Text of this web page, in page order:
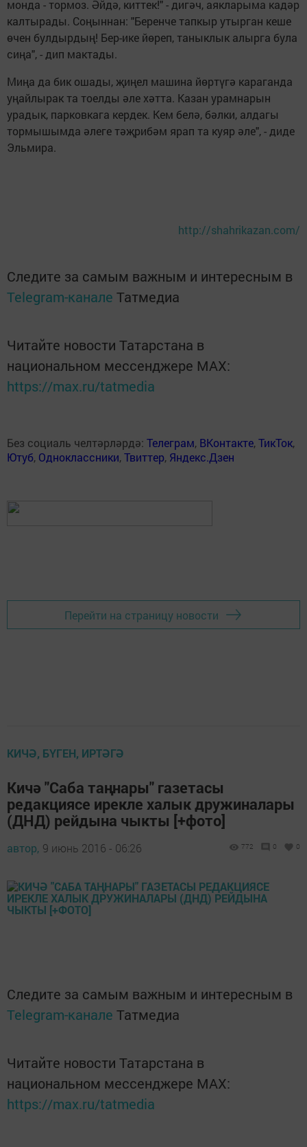
монда - тормоз. Әйдә, киттек!" - дигәч, аякларыма кадәр
калтырады. Соңыннан: "Беренче тапкыр утырган кеше
өчен булдырдың! Бер-ике йөреп, таныклык алырга була
сиңа", - дип мактады.
Миңа да бик ошады, җиңел машина йөртүгә караганда
уңайлырак та тоелды әле хәтта. Казан урамнарын
урадык, парковкага кердек. Кем белә, бәлки, алдагы
тормышымда әлеге тәҗрибәм ярап та куяр әле", - диде
Эльмира.
http://shahrikazan.com/
Следите за самым важным и интересным в
Telegram-канале Татмедиа
Читайте новости Татарстана в
национальном мессенджере MАХ:
https://max.ru/tatmedia
Без социаль челтәрләрдә: Телеграм, ВКонтакте,ТикТок,
Ютуб, Одноклассники,Твиттер, Яндекс.Дзен
Перейти на страницу новости
КИЧӘ, БҮГЕН, ИРТӘГӘ
Кичә "Саба таңнары" газетасы
редакциясе ирекле халык дружиналары
(ДНД) рейдына чыкты [+фото]
автор, 9 июнь 2016 - 06:26 772 0 0
Следите за самым важным и интересным в
Telegram-канале Татмедиа
Читайте новости Татарстана в
национальном мессенджере MАХ:
https://max.ru/tatmedia